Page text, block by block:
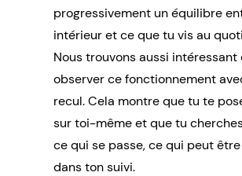
progressivement un équilibre
intérieur et ce que tu vis au
Nous trouvons aussi intéressant
observer ce fonctionnement
recul. Cela montre que tu te
sur toi-même et que tu
ce qui se passe, ce qui peut
dans ton suivi.